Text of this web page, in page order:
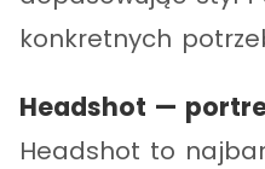
konkretnych
Headshot —
Headshot to